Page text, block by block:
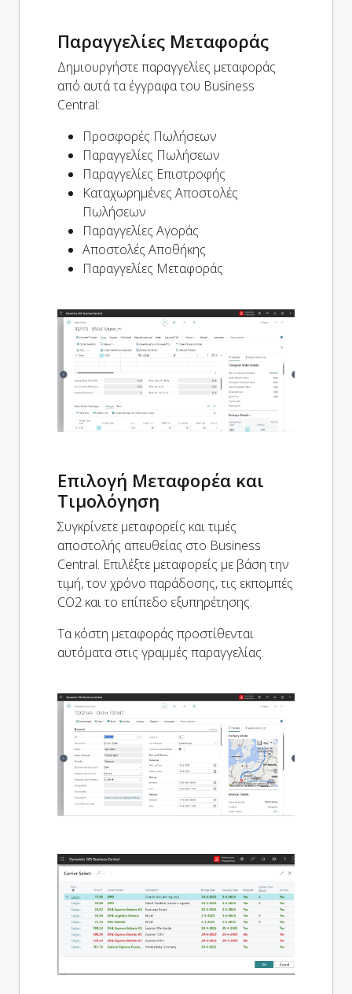
Παραγγελίες Μεταφοράς
Δημιουργήστε παραγγελίες μεταφοράς
από αυτά τα έγγραφα του Business
Central:
Προσφορές Πωλήσεων
Παραγγελίες Πωλήσεων
Παραγγελίες Επιστροφής
Καταχωρημένες Αποστολές
Πωλήσεων
Παραγγελίες Αγοράς
Αποστολές Αποθήκης
Παραγγελίες Μεταφοράς
Επιλογή Μεταφορέα και
Τιμολόγηση
Συγκρίνετε μεταφορείς και τιμές
αποστολής απευθείας στο Business
Central. Επιλέξτε μεταφορείς με βάση την
τιμή, τον χρόνο παράδοσης, τις εκπομπές
CO2 και το επίπεδο εξυπηρέτησης.
Τα κόστη μεταφοράς προστίθενται
αυτόματα στις γραμμές παραγγελίας.